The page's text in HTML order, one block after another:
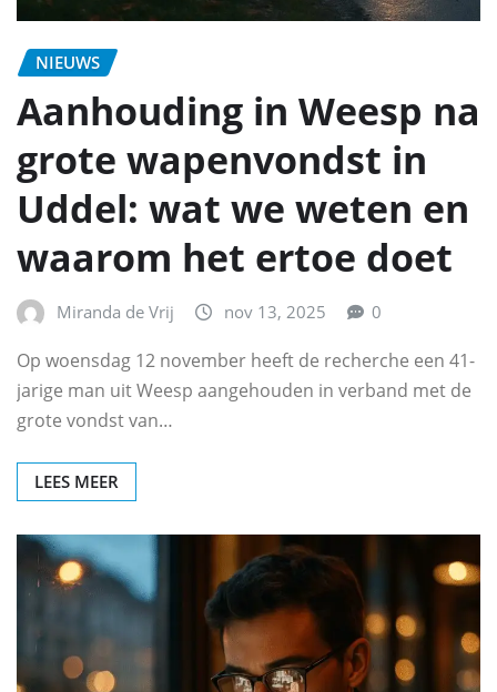
NIEUWS
Aanhouding in Weesp na
grote wapenvondst in
Uddel: wat we weten en
waarom het ertoe doet
Miranda de Vrij nov 13, 2025 0
Op woensdag 12 november heeft de recherche een 41-
jarige man uit Weesp aangehouden in verband met de
grote vondst van…
LEES MEER